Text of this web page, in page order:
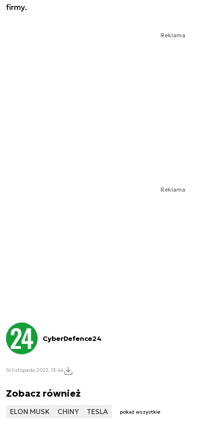
firmy.
Reklama
Reklama
CyberDefence24
14 listopada 2022, 13:44
Zobacz również
ELON MUSK CHINY TESLA pokaż wszystkie